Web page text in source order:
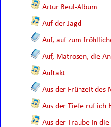
Artur Beul-Album
Auf der Jagd
Auf, auf zum
Auf, Matrosen, die
Auftakt
Aus der Frühzeit des
Aus der Tiefe ruf ich
Aus der Traube in die